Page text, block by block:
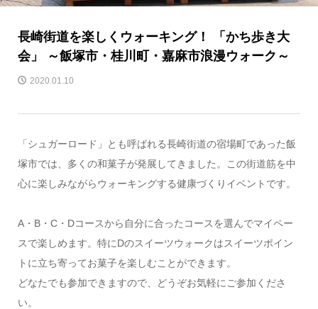
長崎街道を楽しくウォーキング！ 「かち歩き大
会」 ～飯塚市・桂川町・嘉麻市浪漫ウォーク～
2020.01.10
「シュガーロード」とも呼ばれる長崎街道の宿場町であった飯
塚市では、多くの和菓子が発展してきました。この街道筋を中
心に楽しみながらウォーキングする健康づくりイベントです。
A・B・C・Dコースから自分に合ったコースを選んでマイペー
スで楽しめます。特にDのスイーツウォークはスイーツポイン
トに立ち寄ってお菓子を楽しむことができます。
どなたでも参加できますので、どうぞお気軽にご参加くださ
い。